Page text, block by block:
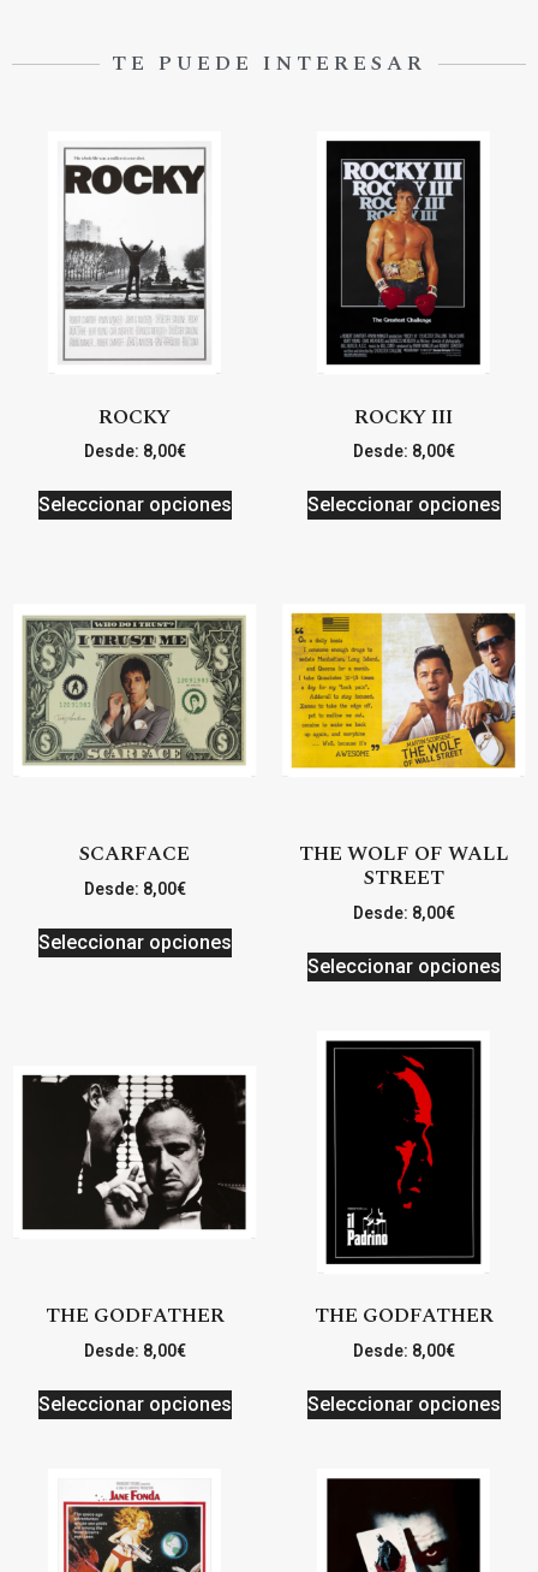
TE PUEDE INTERESAR
ROCKY
Desde: 8,00€
Seleccionar opciones
ROCKY III
Desde: 8,00€
Seleccionar opciones
SCARFACE
Desde: 8,00€
Seleccionar opciones
THE WOLF OF WALL
STREET
Desde: 8,00€
Seleccionar opciones
THE GODFATHER
Desde: 8,00€
Seleccionar opciones
THE GODFATHER
Desde: 8,00€
Seleccionar opciones